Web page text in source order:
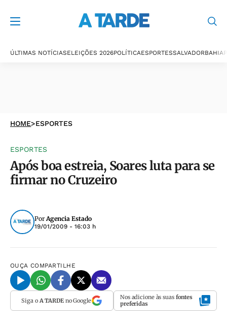
ÚLTIMAS NOTÍCIASELEIÇÕES 2026POLÍTICAESPORTESSALVADORBAHIA
HOME>ESPORTES
ESPORTES
Após boa estreia, Soares luta para se
firmar no Cruzeiro
PorAgencia Estado
19/01/2009 - 16:03 h
OUÇA COMPARTILHE
Siga o A TARDEno Google Nos adicione às suas fontes
preferidas